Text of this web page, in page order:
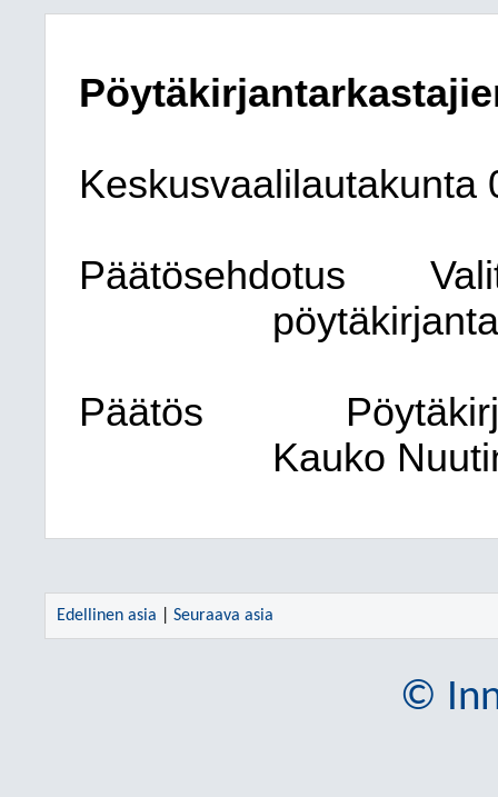
Keskusvaalilautakunta
Päätösehdotus
Päätös
Kauko
Edellinen asia Seuraava asia
©